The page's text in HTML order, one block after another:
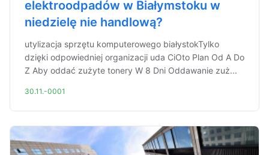
elektroodpadów w Białymstoku w
niedzielę nie handlową?
utylizacja sprzętu komputerowego białystokTylko
dzięki odpowiedniej organizacji uda CiOto Plan Od A Do
Z Aby oddać zużyte tonery W 8 Dni Oddawanie zuż...
30.11.-0001